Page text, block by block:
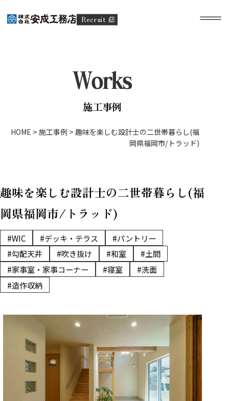
Recruit
施工事例
HOME >施工事例 >趣味を楽しむ設計士の二世帯暮らし(福
岡県福岡市/トラッド)
趣味を楽しむ設計士の二世帯暮らし(福
岡県福岡市/トラッド)
#WIC #デッキ・テラス
#パントリー
#勾配天井
#吹き抜け #和室
#土間
#家事室・家事コーナー
#寝室
#洗面
#造作収納